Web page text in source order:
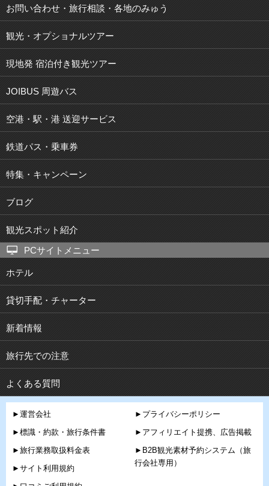
お問い合わせ・旅行相談・各地のみゅう
観光・オプショナルツアー
現地発 宿泊付き観光ツアー
JOIBUS 周遊バス
空港・駅・港 送迎サービス
鉄道パス・乗車券
特集・キャンペーン
ブログ
観光スポット紹介
PCサイトメニュー
ホテル
貸切手配・チャーター
新着情報
旅行先での注意
よくある質問
►運営会社
►標識・約款・旅行条件書
►旅行業務取扱料金表
►サイト利用規約
►プライバシーポリシー
►アフィリエイト提携、広告掲載
►B2B観光素材予約システム（旅
行会社専用）